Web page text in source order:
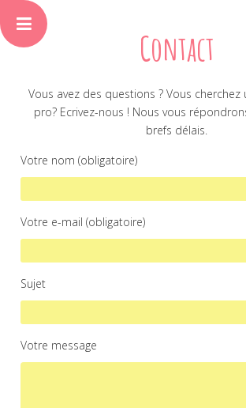
Contact
Vous avez des questions ? Vous cherchez
pro? Ecrivez-nous ! Nous vous
brefs délais.
Votre nom (obligatoire)
Votre e-mail (obligatoire)
Sujet
Votre message